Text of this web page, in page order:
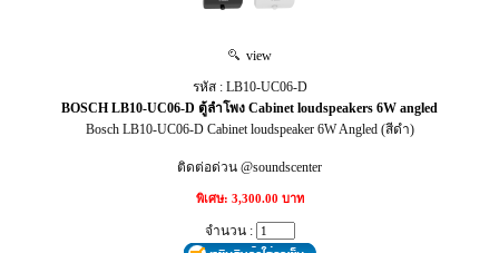
view
รหัส : LB10-UC06-D
BOSCH LB10-UC06-D ตู้ลำโพง Cabinet loudspeakers 6W angled
Bosch LB10-UC06-D Cabinet loudspeaker 6W Angled (สีดำ)
ติดต่อด่วน @soundscenter
พิเศษ: 3,300.00 บาท
จำนวน :